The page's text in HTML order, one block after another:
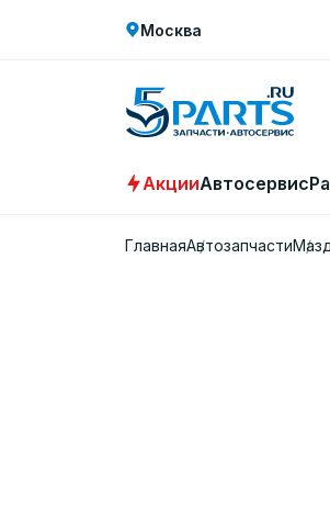
Москва
АкцииАвтосервис
ГлавнаяАвтозапчасти